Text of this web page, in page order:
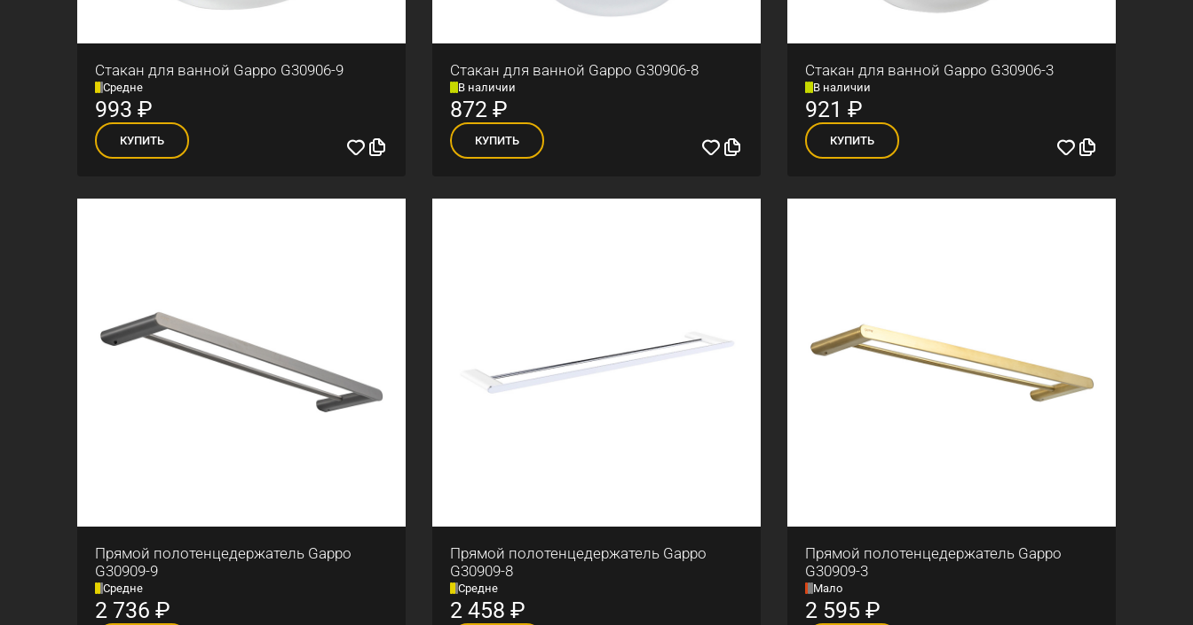
Стакан для ванной Gappo G30906-9
Средне
993 ₽
КУПИТЬ
Стакан для ванной Gappo G30906-8
В наличии
872₽
КУПИТЬ
Стакан для ванной Gappo G30906-3
В наличии
921 ₽
КУПИТЬ
Прямой полотенцедержатель Gappo
G30909-9
Средне
2 736 ₽
Прямой полотенцедержатель Gappo
G30909-8
Средне
2 458 ₽
Прямой полотенцедержатель Gappo
G30909-3
Мало
2 595 ₽